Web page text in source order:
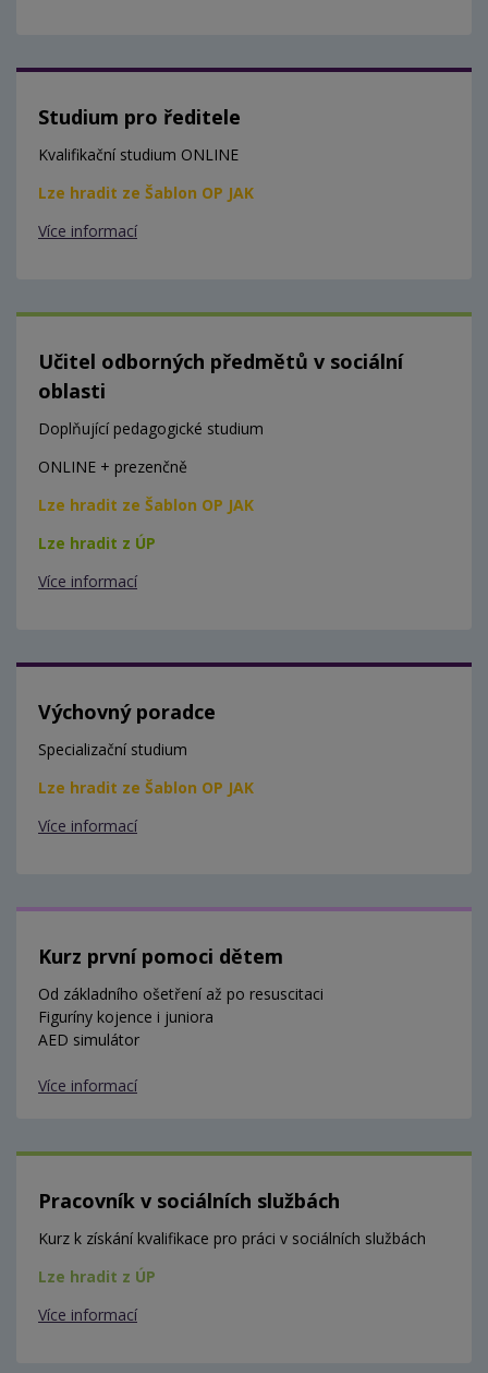
Studium pro ředitele
Kvalifikační studium ONLINE
Lze hradit ze Šablon OP JAK
Více informací
Učitel odborných předmětů v sociální
oblasti
Doplňující pedagogické studium
ONLINE + prezenčně
Lze hradit ze Šablon OP JAK
Lze hradit z ÚP
Více informací
Výchovný poradce
Specializační studium
Lze hradit ze Šablon OP JAK
Více informací
Kurz první pomoci dětem
Od základního ošetření až po resuscitaci
Figuríny kojence i juniora
AED simulátor
Více informací
Pracovník v sociálních službách
Kurz k získání kvalifikace pro práci v sociálních službách
Lze hradit z ÚP
Více informací